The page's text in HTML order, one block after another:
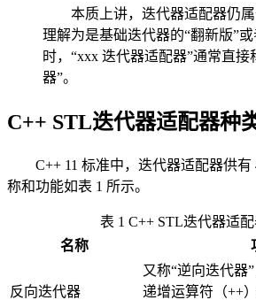
本质上讲，迭代器适配器仍
理解为是基础迭代器的“翻新版”或
时，“xxx 迭代器适配器”通常直接
器”。
C++ STL迭代器适配器种
C++ 11 标准中，迭代器适配器供
称和功能如表 1 所示。
表 1 C++ STL迭代器适
名称
反向迭代器
又称“逆向迭代器
递增运算符（++